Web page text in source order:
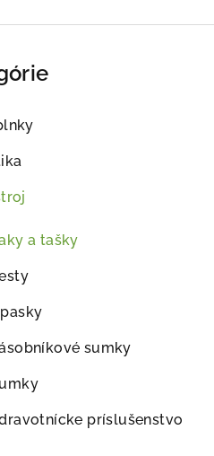
a tašky
sumky
príslušenstvo